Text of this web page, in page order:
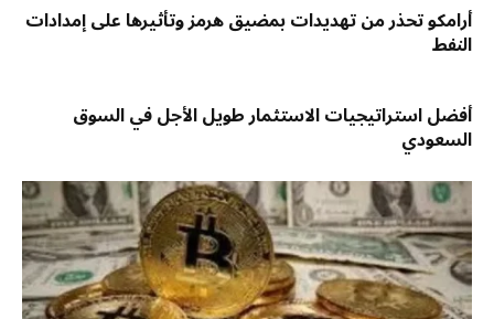
أرامكو تحذر من تهديدات بمضيق هرمز وتأثيرها على إمدادات
النفط
أفضل استراتيجيات الاستثمار طويل الأجل في السوق
السعودي